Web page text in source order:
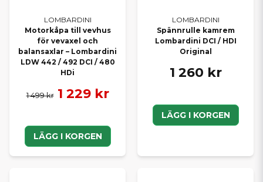
LOMBARDINI
Motorkåpa till vevhus
för vevaxel och
balansaxlar – Lombardini
LDW 442 / 492 DCI / 480
HDi
1 499 kr 1 229 kr
LÄGG I KORGEN
LOMBARDINI
Spännrulle kamrem
Lombardini DCI / HDI
Original
1 260 kr
LÄGG I KORGEN